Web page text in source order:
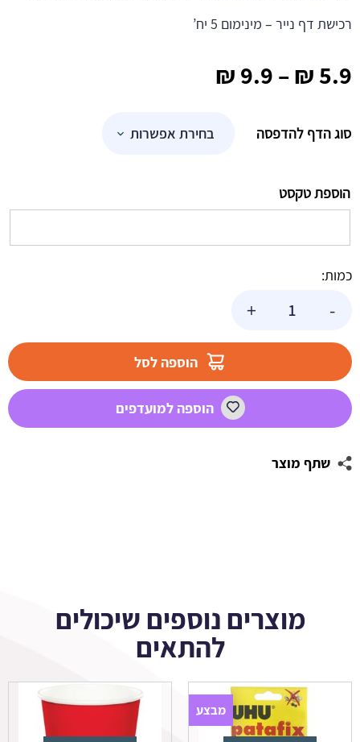
5.9
₪
–
9.9
₪
סוג הדף להדפסה
הוספת טקסט
כמות:
-
סופר
1
+
הוספה לסל
הוספה למועדפים
שתף מוצר
רכישת דף נייר – מינימום 5 יח’
מוצרים נוספים שיכולים
להתאים
מבצע